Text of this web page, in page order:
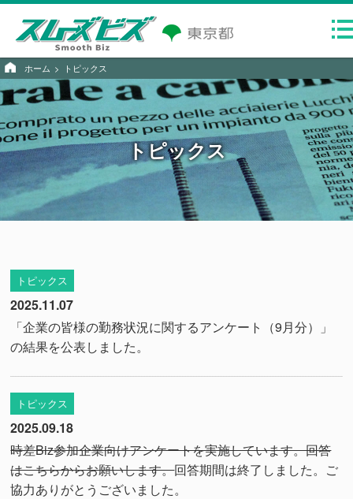
ホーム トピックス
トピックス
トピックス
2025.11.07
「企業の皆様の勤務状況に関するアンケート（9月分）」
の結果を公表しました。
トピックス
2025.09.18
時差Biz参加企業向けアンケートを実施しています。回答
はこちらからお願いします。回答期間は終了しました。ご
協力ありがとうございました。